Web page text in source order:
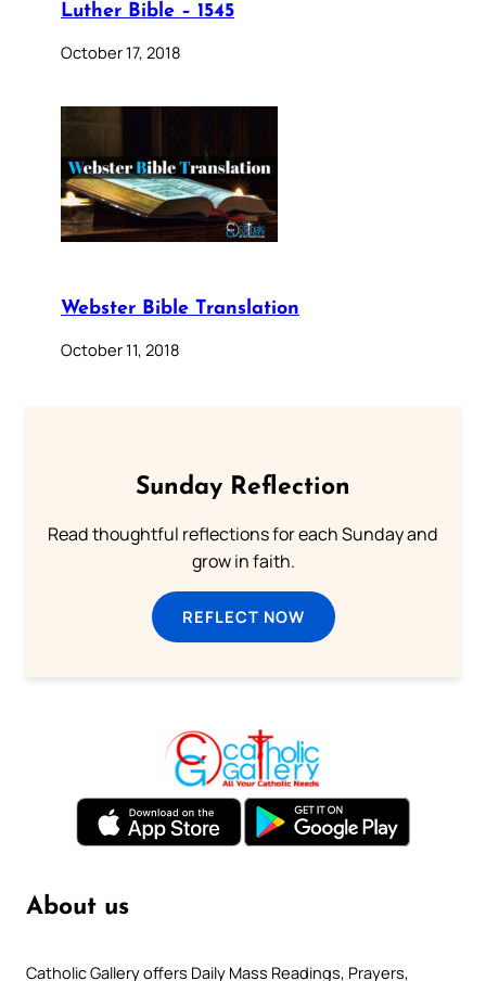
Luther Bible – 1545
October 17, 2018
Webster Bible Translation
October 11, 2018
Sunday Reflection
Read thoughtful reflections for each Sunday and
grow in faith.
REFLECT NOW
About us
Catholic Gallery offers Daily Mass Readings, Prayers,